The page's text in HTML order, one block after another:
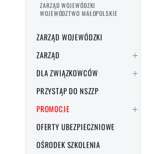
ZARZĄD WOJEWÓDZKI
WOJEWÓDZTWO MAŁOPOLSKIE
ZARZĄD WOJEWÓDZKI
ZARZĄD
DLA ZWIĄZKOWCÓW
PRZYSTĄP DO NSZZP
PROMOCJE
OFERTY UBEZPIECZNIOWE
OŚRODEK SZKOLENIA